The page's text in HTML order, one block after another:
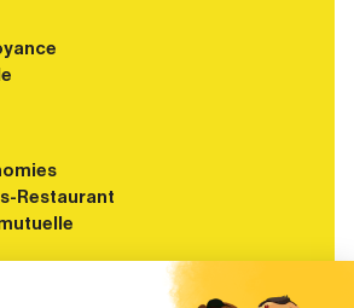
Restaurant